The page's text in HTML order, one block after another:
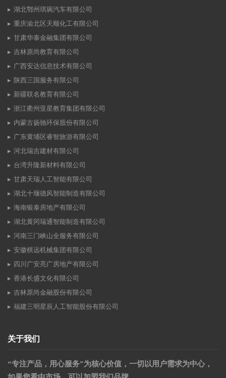
湖北鄂州琪琬汽车有限公司
重庆渝北区天顺化工有限公司
甘肃华泰金融集团有限公司
吉林原尚教育有限公司
广西安达信息技术有限公司
陕西三国服务有限公司
新疆联名教育有限公司
浙江衢州亚星教育集团有限公司
内蒙古扬驰环保股份有限公司
广东黄埔区睿智旅游有限公司
河北瑞吉建材有限公司
台湾升隆新材料有限公司
甘肃天瑞人工智能有限公司
湖北十堰德风智能制造有限公司
海南银泰房地产有限公司
湖北黄冈瑞通智能制造有限公司
河南三门峡山全服务有限公司
安徽棋远机械集团有限公司
四川广安亮广房地产有限公司
香港长盛文化有限公司
吉林原尚金融股份有限公司
福建三明星辰人工智能股份有限公司
关于我们
“专注产品，用心服务”为核心价值，一切以用户需求为中心，